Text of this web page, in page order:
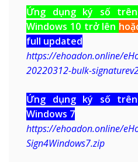
Ứng dụng ký số
Windows 10 trở lên
full updated
https://ehoadon.online/
20220312-bulk-
Ứng dụng ký số
Windows 7
https://ehoadon.online/
Sign4Windows7.zip